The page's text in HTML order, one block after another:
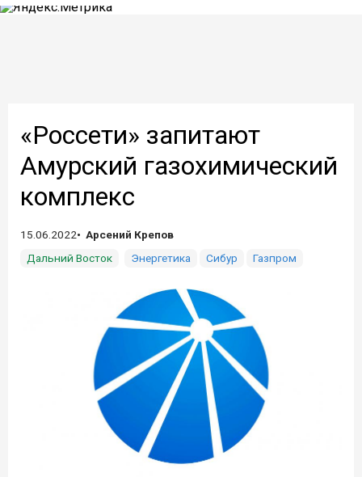
«Россети» запитают
Амурский газохимический
комплекс
15.06.2022
Арсений Крепов
Дальний Восток
Энергетика Сибур Газпром